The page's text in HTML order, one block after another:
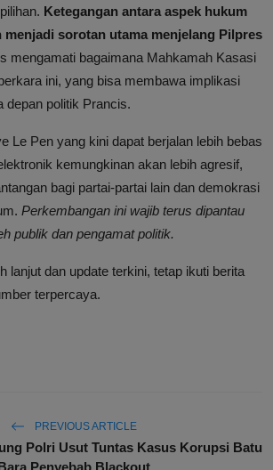
Ketegangan antara aspek hukum
sorotan utama menjelang Pilpres
mengamati bagaimana Mahkamah Kasasi
ini, yang bisa membawa implikasi
depan politik Prancis.
Le Pen yang kini dapat berjalan lebih bebas
kemungkinan akan lebih agresif,
bagi partai-partai lain dan demokrasi
Perkembangan ini wajib terus dipantau
publik dan pengamat politik.
lanjut dan update terkini, tetap ikuti berita
terpercaya.
PREVIOUS ARTICLE
Polri Usut Tuntas Kasus Korupsi Batu